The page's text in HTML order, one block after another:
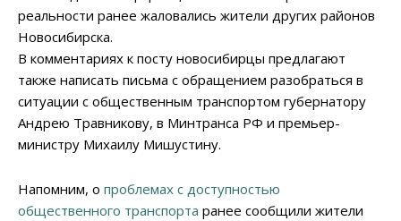
реальности ранее жаловались жители других районов
Новосибирска.
В комментариях к посту новосибирцы предлагают
также написать письма с обращением разобраться в
ситуации с общественным транспортом губернатору
Андрею Травникову, в Минтранса РФ и премьер-
министру Михаилу Мишустину.
Напомним, о проблемах с доступностью
общественного транспорта ранее сообщили жители